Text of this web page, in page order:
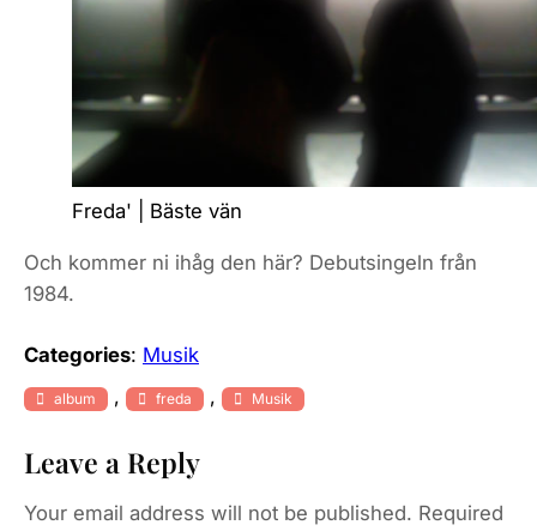
Freda' | Bäste vän
Och kommer ni ihåg den här? Debutsingeln från
1984.
Categories: Musik
album , freda , Musik
Leave a Reply
Your email address will not be published. Required